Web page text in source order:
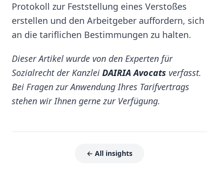
Protokoll zur Feststellung eines Verstoßes
erstellen und den Arbeitgeber auffordern, sich
an die tariflichen Bestimmungen zu halten.
Dieser Artikel wurde von den Experten für
Sozialrecht der Kanzlei DAIRIA Avocats verfasst.
Bei Fragen zur Anwendung Ihres Tarifvertrags
stehen wir Ihnen gerne zur Verfügung.
← All insights